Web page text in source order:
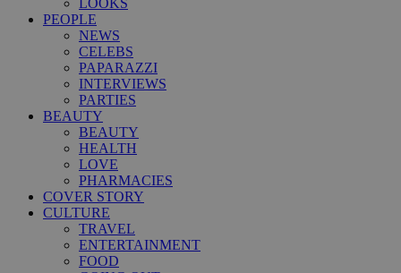
LOOKS
PEOPLE
NEWS
CELEBS
PAPARAZZI
INTERVIEWS
PARTIES
BEAUTY
BEAUTY
HEALTH
LOVE
PHARMACIES
COVER STORY
CULTURE
TRAVEL
ENTERTAINMENT
FOOD